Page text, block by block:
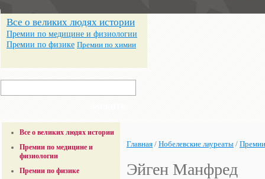
Все о великих людях истории
Премии по медицине и физиологии
Премии по физике Премии по химии
Все о великих людях истории
Премии по медицине и
физиологии
Премии по физике
Главная / Нобелевские лауреаты /
Эйген Манфред